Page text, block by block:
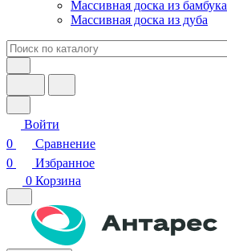
Массивная доска из бамбука
Массивная доска из дуба
Войти
0
Сравнение
0
Избранное
0 Корзина